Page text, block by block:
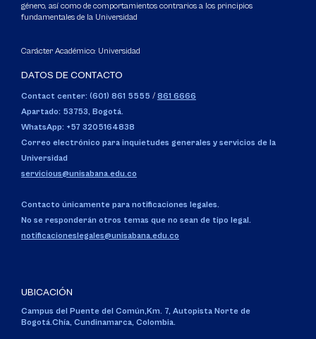
género, así como de comportamientos contrarios a los principios
fundamentales de la Universidad
Carácter Académico: Universidad
DATOS DE CONTACTO
Contact center: (601) 861 5555 / 861 6666
Apartado: 53753, Bogotá.
WhatsApp: +57 3205164838
Correo electrónico para inquietudes generales y servicios de la
Universidad
servicious@unisabana.edu.co
Contacto únicamente para notificaciones legales.
No se responderán otros temas que no sean de tipo legal.
notificacioneslegales@unisabana.edu.co
UBICACIÓN
Campus del Puente del Común,Km. 7, Autopista Norte de
Bogotá.Chía, Cundinamarca, Colombia.